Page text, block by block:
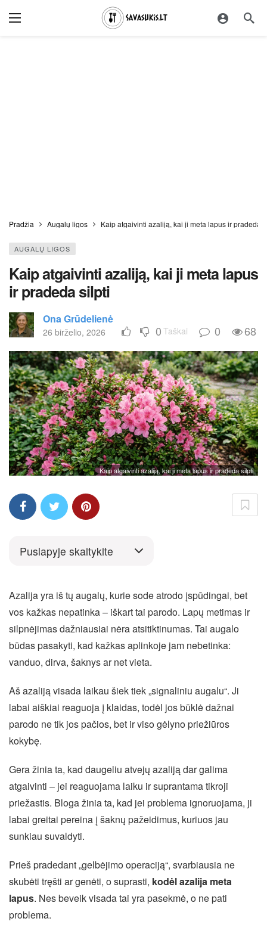
Pradžia Augalų ligos Kaip atgaivinti azaliją, kai ji meta lapus ir pradeda
AUGALŲ LIGOS
Kaip atgaivinti azaliją, kai ji meta lapus
ir pradeda silpti
Ona Grūdelienė
26 birželio, 2026 0 Taškai 0 68
Kaip atgaivinti azaliją, kai ji meta lapus ir pradeda silpti
Puslapyje skaitykite
Azalija yra iš tų augalų, kurie sode atrodo įspūdingai, bet
vos kažkas nepatinka – iškart tai parodo. Lapų metimas ir
silpnėjimas dažniausiai nėra atsitiktinumas. Tai augalo
būdas pasakyti, kad kažkas aplinkoje jam nebetinka:
vanduo, dirva, šaknys ar net vieta.
Aš azaliją visada laikau šiek tiek „signaliniu augalu“. Ji
labai aiškiai reaguoja į klaidas, todėl jos būklė dažnai
parodo ne tik jos pačios, bet ir viso gėlyno priežiūros
kokybę.
Gera žinia ta, kad daugeliu atvejų azaliją dar galima
atgaivinti – jei reaguojama laiku ir suprantama tikroji
priežastis. Bloga žinia ta, kad jei problema ignoruojama, ji
labai greitai pereina į šaknų pažeidimus, kuriuos jau
sunkiau suvaldyti.
Prieš pradedant „gelbėjimo operaciją“, svarbiausia ne
skubėti tręšti ar genėti, o suprasti, kodėl azalija meta
lapus. Nes beveik visada tai yra pasekmė, o ne pati
problema.